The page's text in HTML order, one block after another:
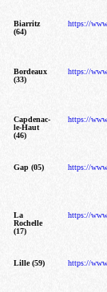
Biarritz
(64)
https://
Bordeaux
(33)
https://
Capdenac-
le-Haut
(46)
https://
Gap (05) https://
La
Rochelle
(17)
https://
Lille (59) https://